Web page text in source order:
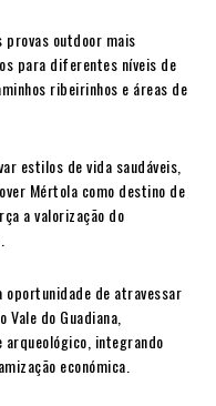
provas outdoor mais
para diferentes níveis de
ribeirinhos e áreas de
estilos de vida saudáveis,
Mértola como destino de
a valorização do
de atravessar
do Guadiana,
integrando
económica.